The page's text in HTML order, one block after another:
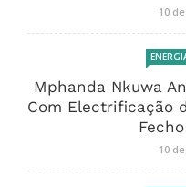
10
Mphanda Nkuwa
Com Electrificação
10